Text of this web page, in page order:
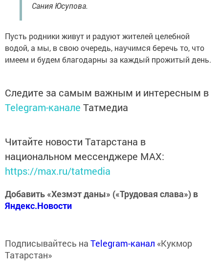
Сания Юсупова.
Пусть родники живут и радуют жителей целебной
водой, а мы, в свою очередь, научимся беречь то, что
имеем и будем благодарны за каждый прожитый день.
Следите за самым важным и интересным в
Telegram-канале Татмедиа
Читайте новости Татарстана в
национальном мессенджере MАХ:
https://max.ru/tatmedia
Добавить «Хезмэт даны» («Трудовая слава») в
Яндекс.Новости
Подписывайтесь на Telegram-канал «Кукмор
Татарстан»